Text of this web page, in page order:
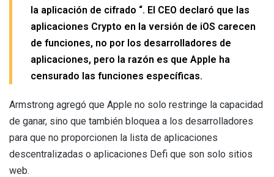
la aplicación de cifrado “. El CEO declaró que las
aplicaciones Crypto en la versión de iOS carecen
de funciones, no por los desarrolladores de
aplicaciones, pero la razón es que Apple ha
censurado las funciones específicas.
Armstrong agregó que Apple no solo restringe la capacidad
de ganar, sino que también bloquea a los desarrolladores
para que no proporcionen la lista de aplicaciones
descentralizadas o aplicaciones Defi que son solo sitios
web.